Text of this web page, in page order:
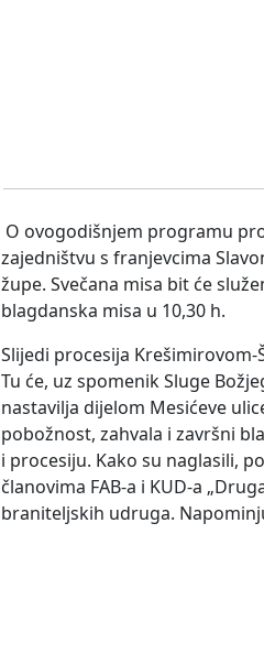
O ovogodišnjem programu
zajedništvu s franjevcima
župe. Svečana misa bit će
blagdanska misa u 10,30 h.
Slijedi procesija
Tu će, uz spomenik Sluge
nastavilja dijelom Mesićeve
pobožnost, zahvala i završni
i procesiju. Kako su naglasili,
članovima FAB-a i KUD-a
braniteljskih udruga.